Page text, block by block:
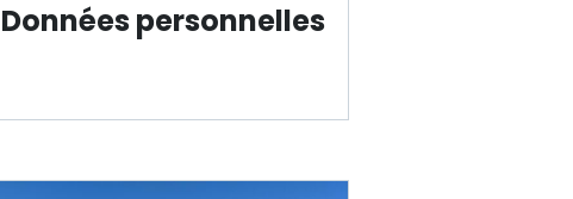
Données personnelles